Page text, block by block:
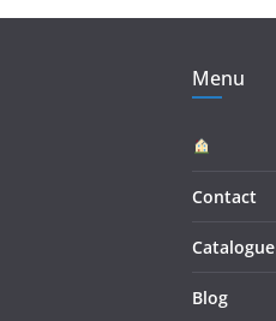
Menu
Contact
Catalogue
Blog